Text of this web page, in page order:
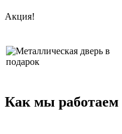
Акция!
Как мы работаем